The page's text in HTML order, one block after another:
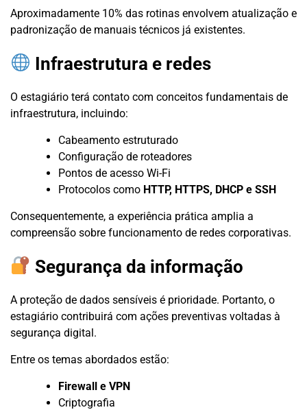
Aproximadamente 10% das rotinas envolvem atualização e
padronização de manuais técnicos já existentes.
Infraestrutura e redes
O estagiário terá contato com conceitos fundamentais de
infraestrutura, incluindo:
Cabeamento estruturado
Configuração de roteadores
Pontos de acesso Wi-Fi
Protocolos como HTTP, HTTPS, DHCP e SSH
Consequentemente, a experiência prática amplia a
compreensão sobre funcionamento de redes corporativas.
Segurança da informação
A proteção de dados sensíveis é prioridade. Portanto, o
estagiário contribuirá com ações preventivas voltadas à
segurança digital.
Entre os temas abordados estão:
Firewall e VPN
Criptografia